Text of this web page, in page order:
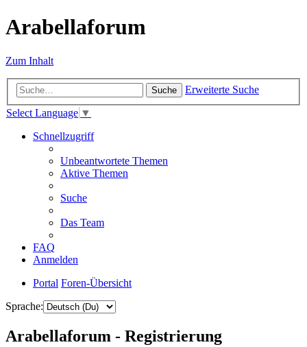
Arabellaforum
Zum Inhalt
Suche
Erweiterte Suche
Select Language ▼
Schnellzugriff
Unbeantwortete Themen
Aktive Themen
Suche
Das Team
FAQ
Anmelden
Portal Foren-Übersicht
Sprache:
Arabellaforum - Registrierung